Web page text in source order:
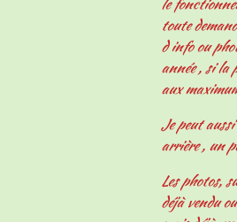
le
toute
d info ou
année , si la
aux
Je peut
arrière , un
Les photos,
déjà vendu